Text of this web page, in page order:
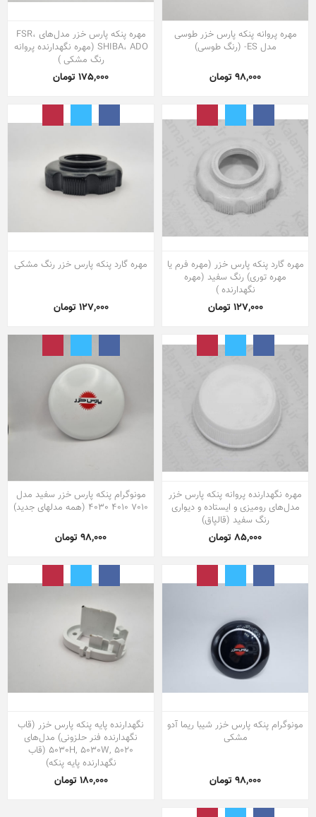
مهره پروانه پنکه پارس خزر طوسی
مدل ES- (رنگ طوسی)
98,000 تومان
مهره پنکه پارس خزر مدل‌های FSR،
SHIBA، ADO (مهره نگهدارنده پروانه
رنگ مشکی )
175,000 تومان
مهره گارد پنکه پارس خزر (مهره فرم یا
مهره توری) رنگ سفید (مهره
نگهدارنده )
127,000 تومان
مهره گارد پنکه پارس خزر رنگ مشکی
127,000 تومان
مهره نگهدارنده پروانه پنکه پارس خزر
مدل‌های رومیزی و ایستاده و دیواری
رنگ سفید (قالپاق)
85,000 تومان
مونوگرام پنکه پارس خزر سفید مدل
7010 4010 4030 (همه مدلهای جدید)
98,000 تومان
مونوگرام پنکه پارس خزر شیبا ریما آدو
مشکی
98,000 تومان
نگهدارنده پایه پنکه پارس خزر (قاب
نگهدارنده فنر حلزونی) مدل‌های
5030H, 5030W, 5020 (قاب
نگهدارنده پایه پنکه)
180,000 تومان